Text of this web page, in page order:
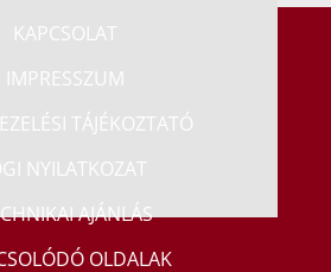
KAPCSOLAT
IMPRESSZUM
TÁJÉKOZTATÓ
NYILATKOZAT
AJÁNLÁS
OLDALAK